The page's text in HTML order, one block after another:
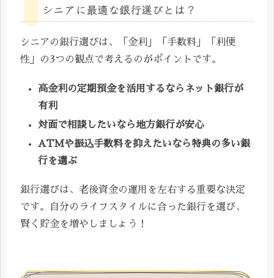
シニアに最適な銀行選びとは？
シニアの銀行選びは、「金利」「手数料」「利便
性」の3つの観点で考えるのがポイントです。
高金利の定期預金を活用するならネット銀行が
有利
対面で相談したいなら地方銀行が安心
ATMや振込手数料を抑えたいなら特典の多い銀
行を選ぶ
銀行選びは、老後資金の運用を左右する重要な決定
です。自分のライフスタイルに合った銀行を選び、
賢く貯金を増やしましょう！